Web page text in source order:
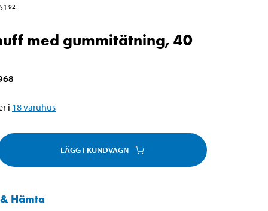
92
med gummitätning, 40
i 18varuhus
LÄGG I KUNDVAGN
Hämta